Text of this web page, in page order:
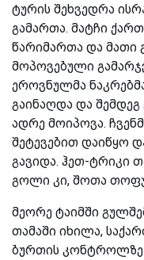
ტურის შეხვედრა
გამართა. მატჩი
წარიმართა და მათი
მოპოვებული
ეროვნულმა
გაინაღდა და
ადრე მოიპოვა.
შეტევებით დაიწყო
გავიდა. ჰეთ-ტრიკი
გოლი კი, შოთა
მეორე ტაიმში
თამაში იხილა,
ბურთის კონტროლზე